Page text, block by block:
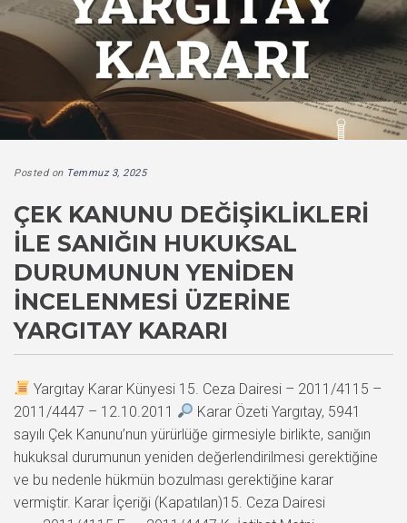
Posted on Temmuz 3, 2025
ÇEK KANUNU DEĞIŞIKLIKLERI
ILE SANIĞIN HUKUKSAL
DURUMUNUN YENIDEN
İNCELENMESI ÜZERINE
YARGITAY KARARI
Yargıtay Karar Künyesi 15. Ceza Dairesi – 2011/4115 –
2011/4447 – 12.10.2011
Karar Özeti Yargıtay, 5941
sayılı Çek Kanunu’nun yürürlüğe girmesiyle birlikte, sanığın
hukuksal durumunun yeniden değerlendirilmesi gerektiğine
ve bu nedenle hükmün bozulması gerektiğine karar
vermiştir. Karar İçeriği (Kapatılan)15. Ceza Dairesi